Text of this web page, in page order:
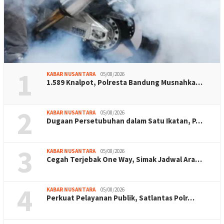
1 KABAR NUSANTARA 05/08/2026
1.589 Knalpot, Polresta Bandung Musnahka…
2 KABAR NUSANTARA 05/08/2026
Dugaan Persetubuhan dalam Satu Ikatan, P…
3 KABAR NUSANTARA 05/08/2026
Cegah Terjebak One Way, Simak Jadwal Ara…
4 KABAR NUSANTARA 05/08/2026
Perkuat Pelayanan Publik, Satlantas Polr…